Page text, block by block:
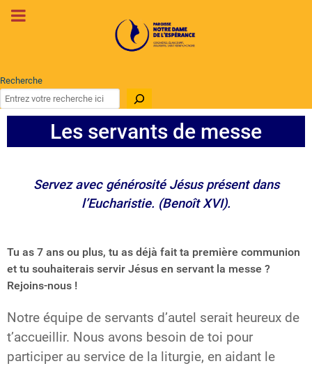
Recherche
Les servants de messe
Servez avec générosité Jésus présent dans
l’Eucharistie. (Benoît XVI).
Tu as 7 ans ou plus, tu as déjà fait ta première communion
et tu souhaiterais servir Jésus en servant la messe ?
Rejoins-nous !
Notre équipe de servants d’autel serait heureux de
t’accueillir. Nous avons besoin de toi pour
participer au service de la liturgie, en aidant le